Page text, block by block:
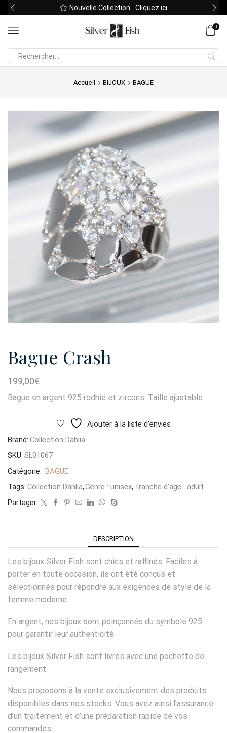
Nouvelle Collection Cliquez ici
0
Accueil BIJOUX BAGUE
Bague Crash
199,00€
Bague en argent 925 rodhié et zircons. Taille ajustable.
Ajouter à la liste d’envies
Brand: Collection Dahlia
SKU: SL01067
Catégorie: BAGUE
Tags: Collection Dahlia,Genre : unisex, Tranche d'age : adult
Partager:
DESCRIPTION
Les bijoux Silver Fish sont chics et raffinés. Faciles à
porter en toute occasion, ils ont été conçus et
sélectionnés pour répondre aux exigences de style de la
femme moderne.
En argent, nos bijoux sont poinçonnés du symbole 925
pour garantir leur authenticité.
Les bijoux Silver Fish sont livrés avec une pochette de
rangement.
Nous proposons à la vente exclusivement des produits
disponibles dans nos stocks. Vous avez ainsi l’assurance
d’un traitement et d’une préparation rapide de vos
commandes.